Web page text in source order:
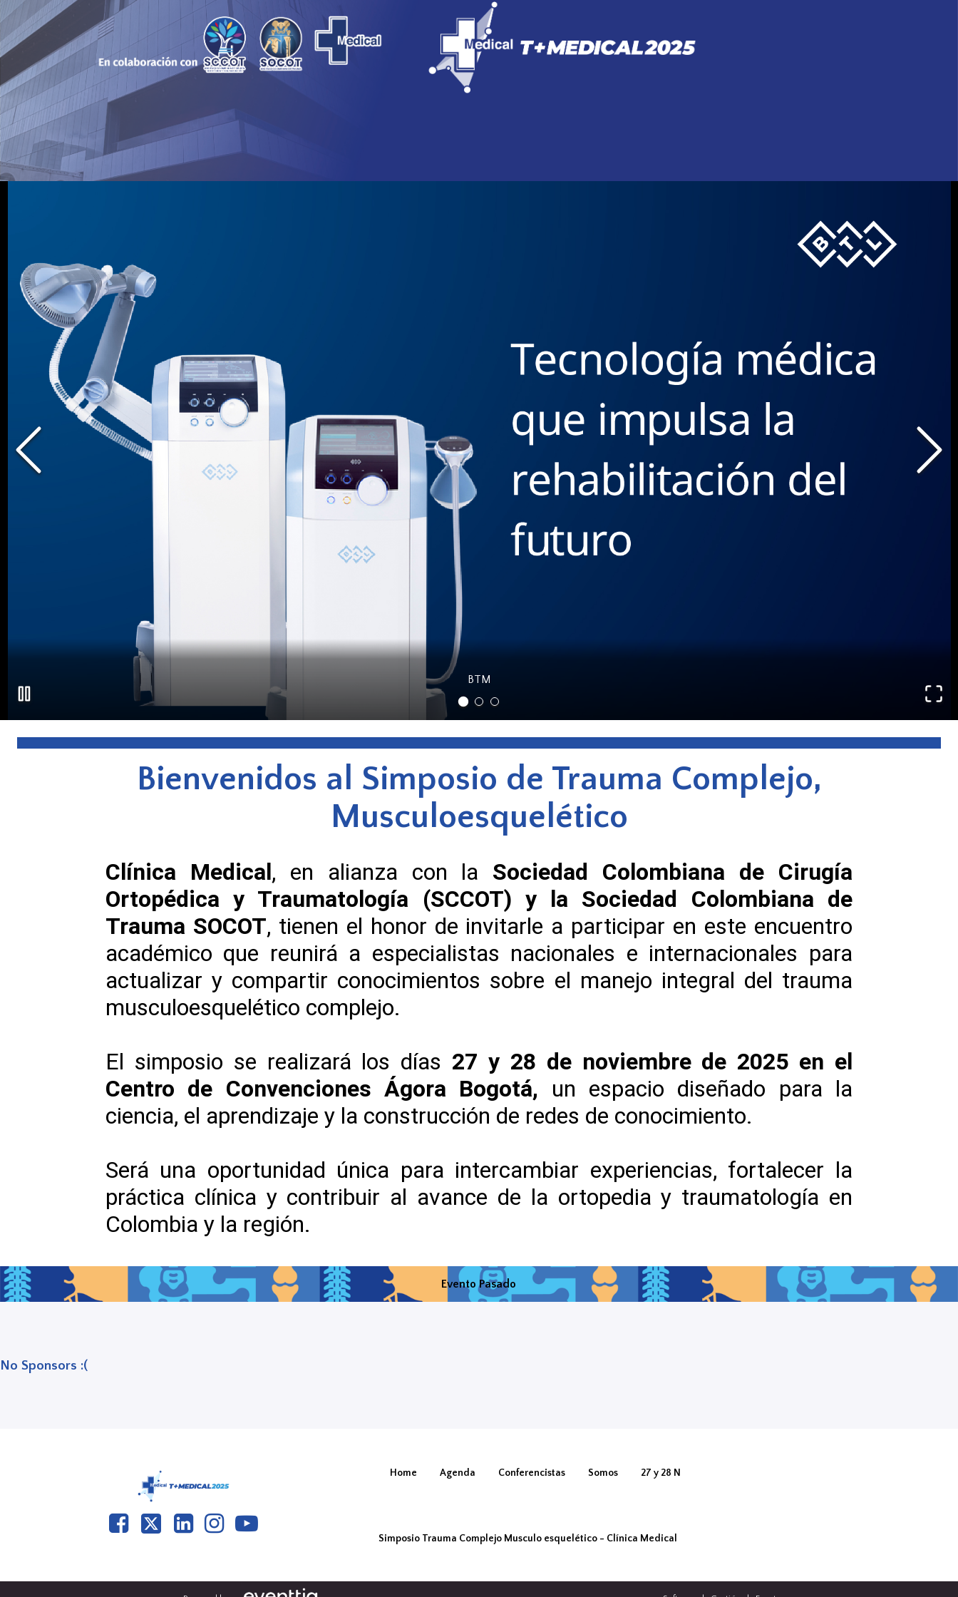
BTM
Bienvenidos al Simposio de Trauma Complejo,
Musculoesquelético
Clínica Medical, en alianza con la Sociedad Colombiana de Cirugía
Ortopédica y Traumatología (SCCOT) y la Sociedad Colombiana de
Trauma SOCOT, tienen el honor de invitarle a participar en este encuentro
académico que reunirá a especialistas nacionales e internacionales para
actualizar y compartir conocimientos sobre el manejo integral del trauma
musculoesquelético complejo.
El simposio se realizará los días 27 y 28 de noviembre de 2025 en el
Centro de Convenciones Ágora Bogotá, un espacio diseñado para la
ciencia, el aprendizaje y la construcción de redes de conocimiento.
Será una oportunidad única para intercambiar experiencias, fortalecer la
práctica clínica y contribuir al avance de la ortopedia y traumatología en
Colombia y la región.
Evento Pasado
No Sponsors :(
Home Agenda Conferencistas Somos 27 y 28 N
Simposio Trauma Complejo Musculo esquelético - Clínica Medical